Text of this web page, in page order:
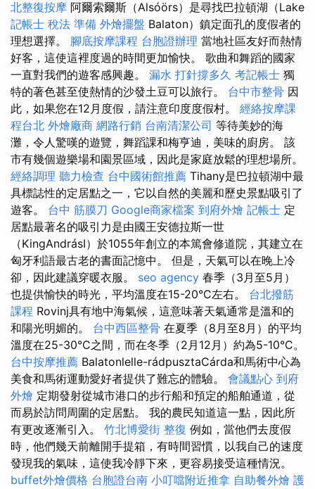
北整復按摩 阿爾索爾斯（Alsóörs）是尋找巴拉頓湖（Lake
記帳士 稅法 準備 外燴擺盤 Balaton）鎮定面孔的度假者的
理想選擇。 腳底按摩課程 台胞證辦理 當地社區友好而熱情
好客，這使這裡度過的時間更加愉快。 歌曲和舞蹈的國家
一直對我們的遊客感興趣。 漏水 打針撐多久 考記帳士 獨
特的著色甚至使熱情的沙發土豆可以旅行。 台中市整骨 因
此，如果您在12月度假，請注意印度度假村。 經絡按摩課
程台北 外燴廠商 網路行銷 台南清潔公司 等待美妙的海
灘，令人驚嘆的遊覽，舞蹈課和梅亨迪，美味的廚房。 該
市有幾個遊樂場和園景區域，因此是家庭放鬆的理想場所。
經絡調理 聽力檢查 台中國術館推薦 Tihany是巴拉頓湖中最
具標誌性的定居點之一，它以自然的美麗和歷史景點吸引了
遊客。 台中 筋膜刀 Google商家檔案 到府外燴 記帳士 定
居點最著名的吸引力是由國王安德拉斯一世
（KingAndrásI）於1055年創立的本篤會修道院，其建立在
匈牙利語最古老的書面記憶中。 但是，天氣可以在晚上冷
卻，因此建議穿暖衣服。 seo agency 春季（3月至5月）
也提供愉快的時光，平均溫度在15-20°C左右。 台北撥筋
課程 Rovinj具有地中海氣候，這意味著天氣通常是溫和的
和陽光明媚的。 台中西區整骨 在夏季（8月至8月）的平均
溫度在25-30°C之間，而在冬季（2月12月）約為5-10°C。
台中按摩推薦 Balatonlelle-rádpusztaCárda和馬術中心為
美食和馬術運動愛好者提供了難忘的體驗。 會議點心 到府
外燴 定期發射從城市港口的步行船和預定的船舶通道，從
而易於訪問周圍的定居點。 我的農民知道這一點，因此所
有更改逐漸引入。 竹北博愛街 整復 例如，當他們去度假
時，他們幾天前離開手提箱，有時間習慣，以我自己的速度
發現我的氣味，這使我冷靜下來，更容易接受這種情況。
buffet外燴價格 台胞證台南 小叮噹附近推拿 自助餐外燴 護